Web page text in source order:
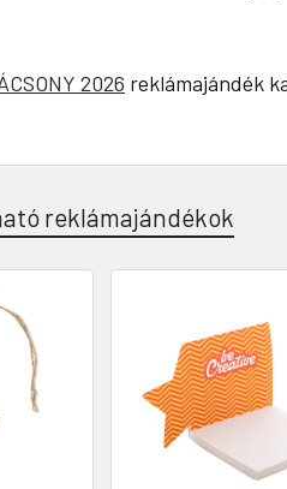
2026 reklámajándék
reklámajándékok